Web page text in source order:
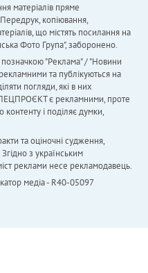
матеріалів пряме
копіювання,
що містять посилання на
Фото Група", заборонено.
позначкою "Реклама" / "Новини
та публікуються на
погляди, які в них
є рекламними, проте
контенту і поділяє думки,
та оціночні судження,
з українським
реклами несе рекламодавець.
медіа - R40-05097